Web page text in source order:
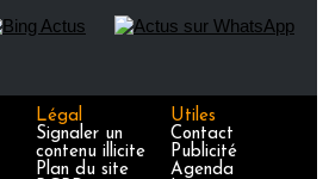
Légal
Signaler un
contenu illicite
Plan du site
Utiles
Contact
Publicité
Agenda